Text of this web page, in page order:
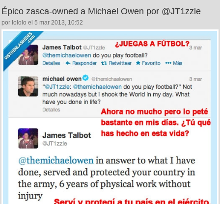
Épico zasca-owned a Michael Owen por @JT1zzle
por lololo el 5 mar 2013, 10:52